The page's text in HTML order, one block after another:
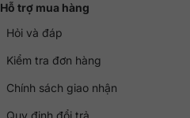
Hỗ trợ mua hàng
Hỏi và đáp
Kiểm tra đơn hàng
Chính sách giao nhận
Quy định đổi trả